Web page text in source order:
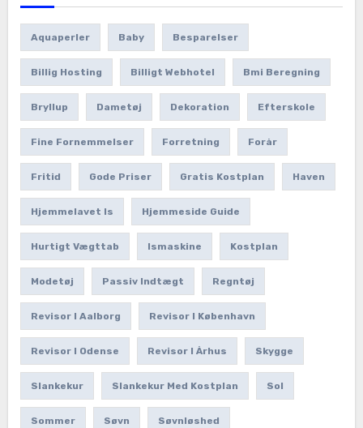
Aquaperler Baby Besparelser
Billig Hosting Billigt Webhotel Bmi Beregning
Bryllup Dametøj Dekoration Efterskole
Fine Fornemmelser Forretning Forår
Fritid Gode Priser Gratis Kostplan Haven
Hjemmelavet Is Hjemmeside Guide
Hurtigt Vægttab Ismaskine Kostplan
Modetøj Passiv Indtægt Regntøj
Revisor I Aalborg Revisor I København
Revisor I Odense Revisor I Århus Skygge
Slankekur Slankekur Med Kostplan Sol
Sommer Søvn Søvnløshed